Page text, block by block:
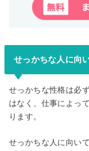
せっかちな人に向
せっかちな性格は必
はなく、仕事によっ
ります。
せっかちな人に向い